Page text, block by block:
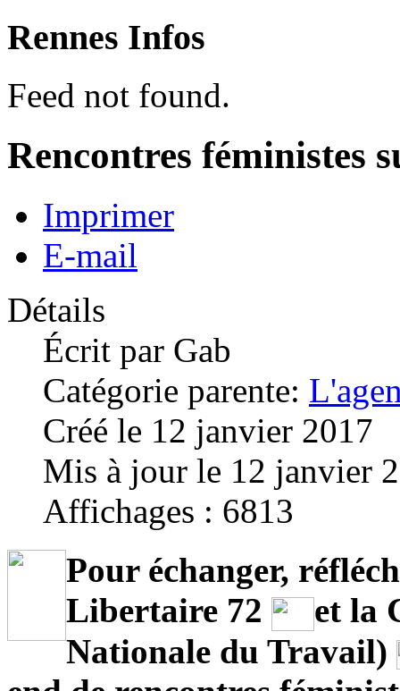
Rennes Infos
Feed not found.
Rencontres féministes
Imprimer
E-mail
Détails
Écrit par Gab
Catégorie parente:
Créé le 12 janvier 2017
Mis à jour le 12 janvier
Affichages : 6813
Pour échanger,
Libertaire 72
et la
Nationale du Travail)